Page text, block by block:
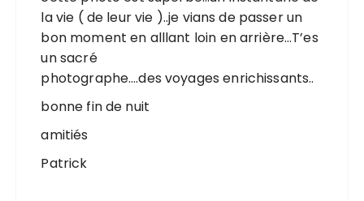
la vie ( de leur vie )..je vians de passer un
bon moment en alllant loin en arrière…T’es
un sacré
photographe….des voyages enrichissants..
bonne fin de nuit
amitiés
Patrick